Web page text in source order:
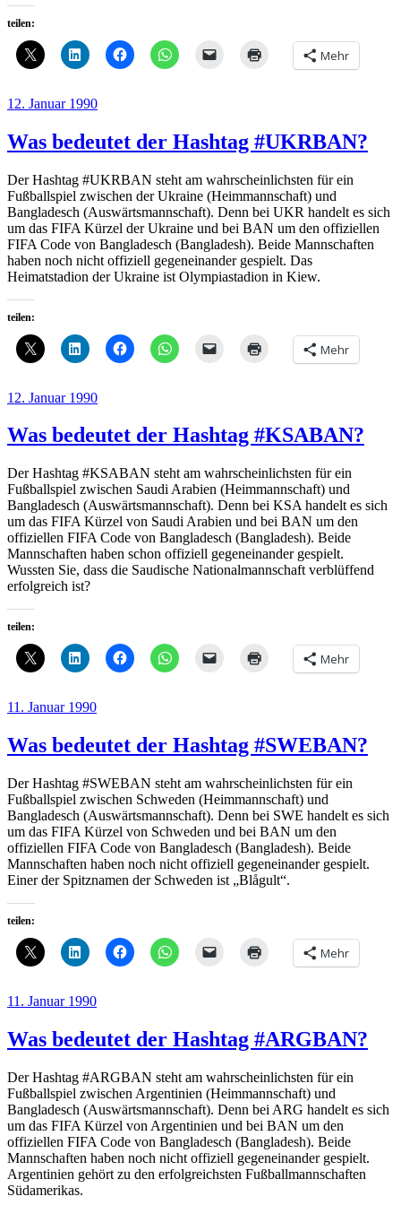
teilen:
Mehr
Veröffentlicht
12. Januar 1990
Was bedeutet der Hashtag #UKRBAN?
Der Hashtag #UKRBAN steht am wahrscheinlichsten für ein
Fußballspiel zwischen der Ukraine (Heimmannschaft) und
Bangladesch (Auswärtsmannschaft). Denn bei UKR handelt es sich
um das FIFA Kürzel der Ukraine und bei BAN um den offiziellen
FIFA Code von Bangladesch (Bangladesh). Beide Mannschaften
haben noch nicht offiziell gegeneinander gespielt. Das
Heimatstadion der Ukraine ist Olympiastadion in Kiew.
teilen:
Mehr
Veröffentlicht
12. Januar 1990
Was bedeutet der Hashtag #KSABAN?
Der Hashtag #KSABAN steht am wahrscheinlichsten für ein
Fußballspiel zwischen Saudi Arabien (Heimmannschaft) und
Bangladesch (Auswärtsmannschaft). Denn bei KSA handelt es sich
um das FIFA Kürzel von Saudi Arabien und bei BAN um den
offiziellen FIFA Code von Bangladesch (Bangladesh). Beide
Mannschaften haben schon offiziell gegeneinander gespielt.
Wussten Sie, dass die Saudische Nationalmannschaft verblüffend
erfolgreich ist?
teilen:
Mehr
Veröffentlicht
11. Januar 1990
Was bedeutet der Hashtag #SWEBAN?
Der Hashtag #SWEBAN steht am wahrscheinlichsten für ein
Fußballspiel zwischen Schweden (Heimmannschaft) und
Bangladesch (Auswärtsmannschaft). Denn bei SWE handelt es sich
um das FIFA Kürzel von Schweden und bei BAN um den
offiziellen FIFA Code von Bangladesch (Bangladesh). Beide
Mannschaften haben noch nicht offiziell gegeneinander gespielt.
Einer der Spitznamen der Schweden ist „Blågult“.
teilen:
Mehr
Veröffentlicht
11. Januar 1990
Was bedeutet der Hashtag #ARGBAN?
Der Hashtag #ARGBAN steht am wahrscheinlichsten für ein
Fußballspiel zwischen Argentinien (Heimmannschaft) und
Bangladesch (Auswärtsmannschaft). Denn bei ARG handelt es sich
um das FIFA Kürzel von Argentinien und bei BAN um den
offiziellen FIFA Code von Bangladesch (Bangladesh). Beide
Mannschaften haben noch nicht offiziell gegeneinander gespielt.
Argentinien gehört zu den erfolgreichsten Fußballmannschaften
Südamerikas.